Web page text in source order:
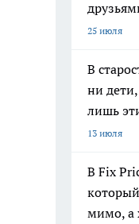
25 июля
В
ни
лишь
13 июля
В Fix
мимо, а